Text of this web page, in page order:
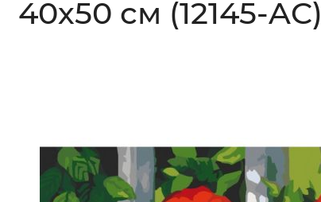
40х50 см (12145-AC)